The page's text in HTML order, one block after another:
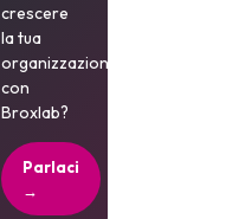
crescere
la tua
organizzazione
con
Broxlab?
Parlaci
→